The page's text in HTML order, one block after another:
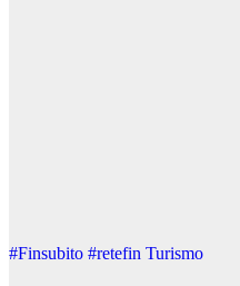
#Finsubito #retefin Turismo